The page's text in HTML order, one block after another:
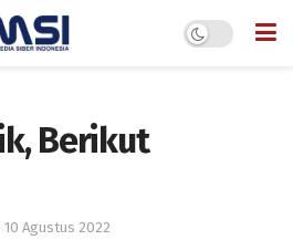
Berikut
10 Agustus 2022